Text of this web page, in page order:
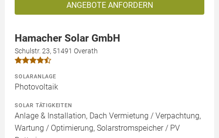
ANGEBOTE ANFORDERN
Hamacher Solar GmbH
Schulstr. 23, 51491 Overath
SOLARANLAGE
Photovoltaik
SOLAR TÄTIGKEITEN
Anlage & Installation, Dach Vermietung / Verpachtung,
Wartung / Optimierung, Solarstromspeicher / PV